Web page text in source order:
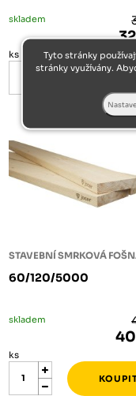
skladem
ks
STAVEBNÍ SMRKOVÁ
60/120/5000
skladem
ks
Tyto stránky
stránky využívány.